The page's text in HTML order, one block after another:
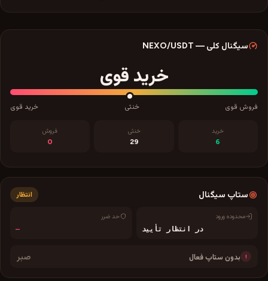
سیگنال کلی —
NEXO/USDT
خرید قوی
فروش قوی خنثی خرید قوی
خرید
6
خنثی
29
فروش
0
ستاپ سیگنال انتظار
محدوده ورود
در انتظار تأیید
حد ضرر
—
! بدون ستاپ فعال صبر